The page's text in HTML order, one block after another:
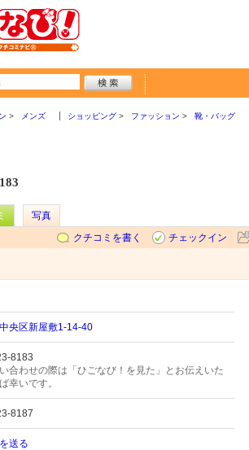
メンズ ショッピング ファッション 靴・バッグ
写真
クチコミを書く
チェックイン
央区新屋敷1-14-40
8183
合わせの際は「ひごなび！を見た」とお伝えいた
幸いです。
8187
送る